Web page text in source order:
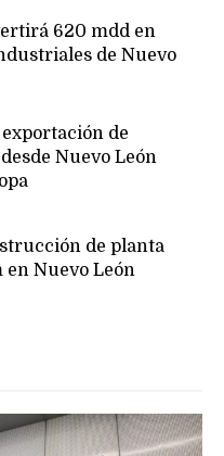
620 mdd en
de Nuevo
de
Nuevo León
de planta
en Nuevo León